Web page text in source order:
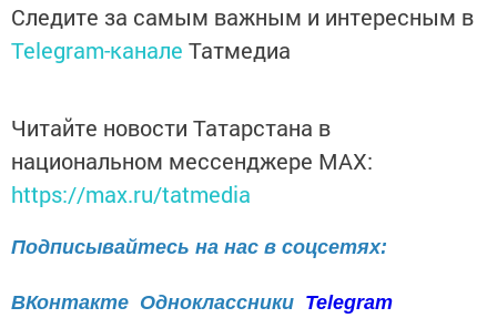
Следите за самым важным и интересным в
Telegram-канале Татмедиа
Читайте новости Татарстана в
национальном мессенджере MАХ:
https://max.ru/tatmedia
Подписывайтесь на нас в соцсетях:
ВКонтакте Одноклассники Telegram